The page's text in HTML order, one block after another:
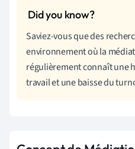
Saviez-vous que des
environnement où la
régulièrement connaît une
travail et une baisse du